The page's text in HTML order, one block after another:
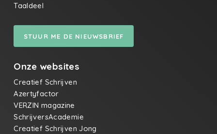
Taaldeel
STUUR ME DE NIEUWSBRIEF
Onze websites
Creatief Schrijven
Azertyfactor
VERZIN magazine
SchrijversAcademie
Creatief Schrijven Jong